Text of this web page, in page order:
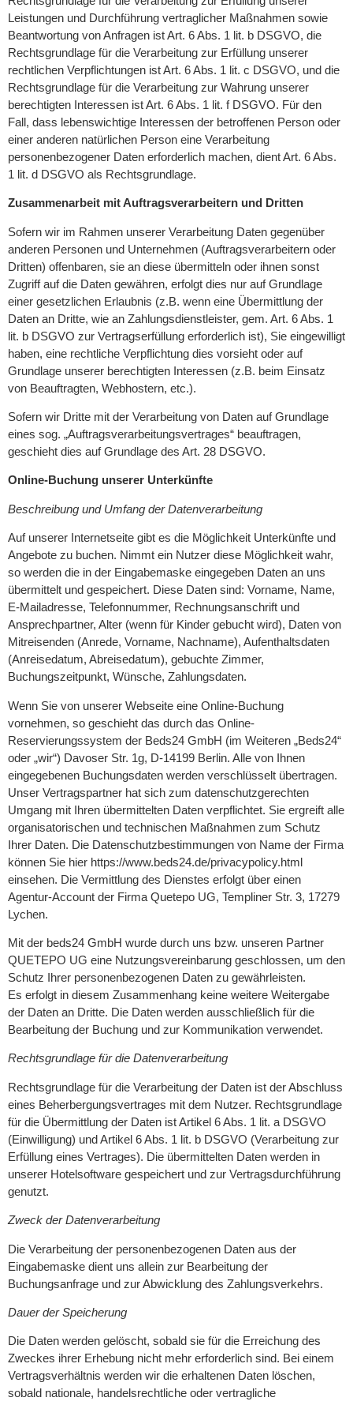
Leistungen und Durchführung vertraglicher Maßnahmen sowie
Beantwortung von Anfragen ist Art. 6 Abs. 1 lit. b DSGVO, die
Rechtsgrundlage für die Verarbeitung zur Erfüllung unserer
rechtlichen Verpflichtungen ist Art. 6 Abs. 1 lit. c DSGVO, und die
Rechtsgrundlage für die Verarbeitung zur Wahrung unserer
berechtigten Interessen ist Art. 6 Abs. 1 lit. f DSGVO. Für den
Fall, dass lebenswichtige Interessen der betroffenen Person oder
einer anderen natürlichen Person eine Verarbeitung
personenbezogener Daten erforderlich machen, dient Art. 6 Abs.
1 lit. d DSGVO als Rechtsgrundlage.
Zusammenarbeit mit Auftragsverarbeitern und Dritten
Sofern wir im Rahmen unserer Verarbeitung Daten gegenüber
anderen Personen und Unternehmen (Auftragsverarbeitern oder
Dritten) offenbaren, sie an diese übermitteln oder ihnen sonst
Zugriff auf die Daten gewähren, erfolgt dies nur auf Grundlage
einer gesetzlichen Erlaubnis (z.B. wenn eine Übermittlung der
Daten an Dritte, wie an Zahlungsdienstleister, gem. Art. 6 Abs. 1
lit. b DSGVO zur Vertragserfüllung erforderlich ist), Sie eingewilligt
haben, eine rechtliche Verpflichtung dies vorsieht oder auf
Grundlage unserer berechtigten Interessen (z.B. beim Einsatz
von Beauftragten, Webhostern, etc.).
Sofern wir Dritte mit der Verarbeitung von Daten auf Grundlage
eines sog. „Auftragsverarbeitungsvertrages“ beauftragen,
geschieht dies auf Grundlage des Art. 28 DSGVO.
Online-Buchung unserer Unterkünfte
Beschreibung und Umfang der Datenverarbeitung
Auf unserer Internetseite gibt es die Möglichkeit Unterkünfte und
Angebote zu buchen. Nimmt ein Nutzer diese Möglichkeit wahr,
so werden die in der Eingabemaske eingegeben Daten an uns
übermittelt und gespeichert. Diese Daten sind: Vorname, Name,
E-Mailadresse, Telefonnummer, Rechnungsanschrift und
Ansprechpartner, Alter (wenn für Kinder gebucht wird), Daten von
Mitreisenden (Anrede, Vorname, Nachname), Aufenthaltsdaten
(Anreisedatum, Abreisedatum), gebuchte Zimmer,
Buchungszeitpunkt, Wünsche, Zahlungsdaten.
Wenn Sie von unserer Webseite eine Online-Buchung
vornehmen, so geschieht das durch das Online-
Reservierungssystem der Beds24 GmbH (im Weiteren „Beds24“
oder „wir“) Davoser Str. 1g, D-14199 Berlin. Alle von Ihnen
eingegebenen Buchungsdaten werden verschlüsselt übertragen.
Unser Vertragspartner hat sich zum datenschutzgerechten
Umgang mit Ihren übermittelten Daten verpflichtet. Sie ergreift alle
organisatorischen und technischen Maßnahmen zum Schutz
Ihrer Daten. Die Datenschutzbestimmungen von Name der Firma
können Sie hier https://www.beds24.de/privacypolicy.html
einsehen. Die Vermittlung des Dienstes erfolgt über einen
Agentur-Account der Firma Quetepo UG, Templiner Str. 3, 17279
Lychen.
Mit der beds24 GmbH wurde durch uns bzw. unseren Partner
QUETEPO UG eine Nutzungsvereinbarung geschlossen, um den
Schutz Ihrer personenbezogenen Daten zu gewährleisten.
Es erfolgt in diesem Zusammenhang keine weitere Weitergabe
der Daten an Dritte. Die Daten werden ausschließlich für die
Bearbeitung der Buchung und zur Kommunikation verwendet.
Rechtsgrundlage für die Datenverarbeitung
Rechtsgrundlage für die Verarbeitung der Daten ist der Abschluss
eines Beherbergungsvertrages mit dem Nutzer. Rechtsgrundlage
für die Übermittlung der Daten ist Artikel 6 Abs. 1 lit. a DSGVO
(Einwilligung) und Artikel 6 Abs. 1 lit. b DSGVO (Verarbeitung zur
Erfüllung eines Vertrages). Die übermittelten Daten werden in
unserer Hotelsoftware gespeichert und zur Vertragsdurchführung
genutzt.
Zweck der Datenverarbeitung
Die Verarbeitung der personenbezogenen Daten aus der
Eingabemaske dient uns allein zur Bearbeitung der
Buchungsanfrage und zur Abwicklung des Zahlungsverkehrs.
Dauer der Speicherung
Die Daten werden gelöscht, sobald sie für die Erreichung des
Zweckes ihrer Erhebung nicht mehr erforderlich sind. Bei einem
Vertragsverhältnis werden wir die erhaltenen Daten löschen,
sobald nationale, handelsrechtliche oder vertragliche